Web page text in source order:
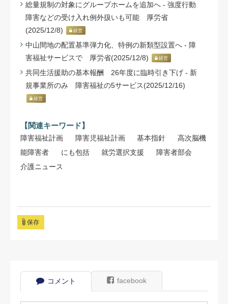
総量規制の対象にグループホームを追加へ - 強度行動
障害などの受け入れ例外扱いも可能 厚労省
(2025/12/8)
経営
中山間地の配置基準弾力化、特例の新類型設置へ - 障
害福祉サービスで 厚労省(2025/12/8)
経営
共同生活援助の基本報酬 26年度に臨時引き下げ - 新
規事業所のみ 障害福祉の5サービス(2025/12/16)
経営
【関連キーワード】
障害福祉計画 障害児福祉計画 基本指針
高次脳機
能障害者
にも包括 就労選択支援
障害者部会
介護ニュース
保存
コメント facebook